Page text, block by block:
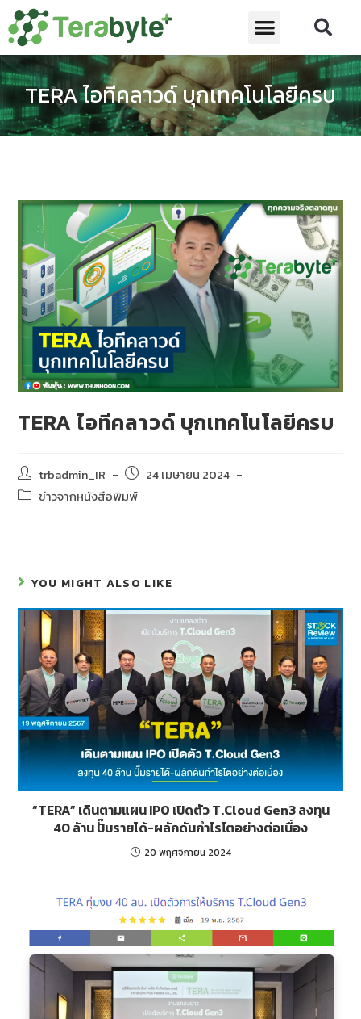
TERA ไอทีคลาวด์ บุกเทคโนโลยีครบ
TERA ไอทีคลาวด์ บุกเทคโนโลยีครบ
trbadmin_IR
24 เมษายน 2024
ข่าวจากหนังสือพิมพ์
YOU MIGHT ALSO LIKE
“TERA” เดินตามแผน IPO เปิดตัว T.Cloud Gen3 ลงทุน
40 ล้าน ปั๊มรายได้-ผลักดันกำไรโตอย่างต่อเนื่อง
20 พฤศจิกายน 2024